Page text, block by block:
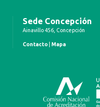
Sede Concepción
Ainavillo 456, Concepción
Contacto Mapa